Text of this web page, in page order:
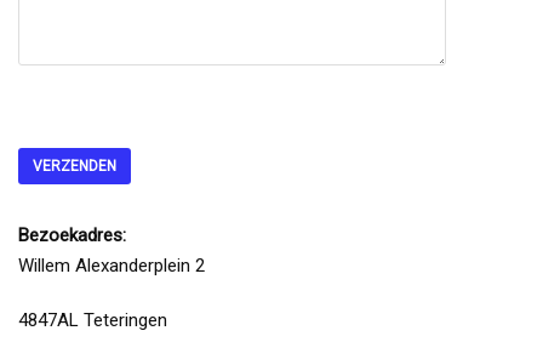
Bezoekadres:
Willem Alexanderplein 2
4847AL Teteringen